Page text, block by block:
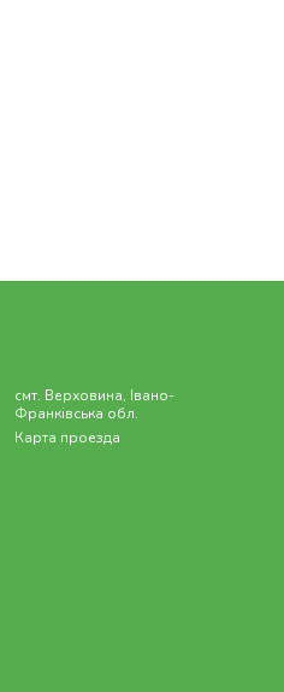
смт. Верховина, Івано-
Франківська обл.
Карта проезда